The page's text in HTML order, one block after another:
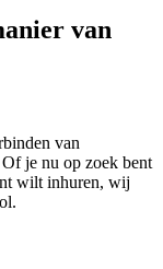
van
van
je nu op zoek bent
wilt inhuren, wij